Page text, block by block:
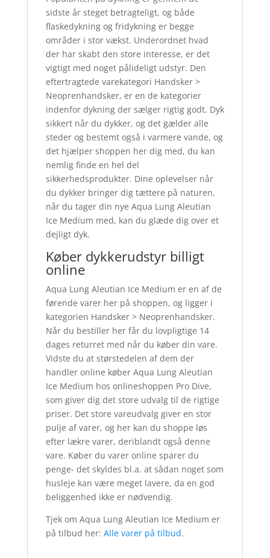
sidste år steget betragteligt, og både
flaskedykning og fridykning er begge
områder i stor vækst. Underordnet hvad
der har skabt den store interesse, er det
vigtigt med noget pålideligt udstyr. Den
eftertragtede varekategori Handsker >
Neoprenhandsker, er en de kategorier
indenfor dykning der sælger rigtig godt. Dyk
sikkert når du dykker, og det gælder alle
steder og bestemt også i varmere vande, og
det hjælper shoppen her dig med, du kan
nemlig finde en hel del
sikkerhedsprodukter. Dine oplevelser når
du dykker bringer dig tættere på naturen,
når du tager din nye Aqua Lung Aleutian
Ice Medium med, kan du glæde dig over et
dejligt dyk.
Køber dykkerudstyr billigt
online
Aqua Lung Aleutian Ice Medium er en af de
førende varer her på shoppen, og ligger i
kategorien Handsker > Neoprenhandsker.
Når du bestiller her får du lovpligtige 14
dages returret med når du køber din vare.
Vidste du at størstedelen af dem der
handler online køber Aqua Lung Aleutian
Ice Medium hos onlineshoppen Pro Dive,
som giver dig det store udvalg til de rigtige
priser. Det store vareudvalg giver en stor
pulje af varer, og her kan du shoppe løs
efter lækre varer, deriblandt også denne
vare. Køber du varer online sparer du
penge- det skyldes bl.a. at sådan noget som
husleje kan være meget lavere, da en god
beliggenhed ikke er nødvendig.
Tjek om Aqua Lung Aleutian Ice Medium er
på tilbud her: Alle varer på tilbud.